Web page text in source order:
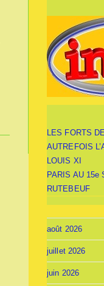
LES FORTS
AUTREFOIS
LOUIS XI
PARIS AU 15e
RUTEBEUF
août 2026
juillet 2026
juin 2026